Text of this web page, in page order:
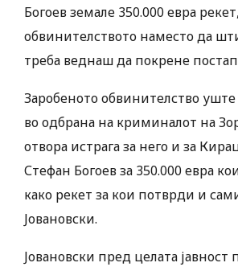
Богоев земале 350.000 евра рекет,
обвинителството наместо да
треба веднаш да покрене
Заробеното обвинителство
во одбрана на криминалот на
отвора истрага за него и за
Стефан Богоев за 350.000 евра
како рекет за кои потврди и
Јовановски.
Јовановски пред целата